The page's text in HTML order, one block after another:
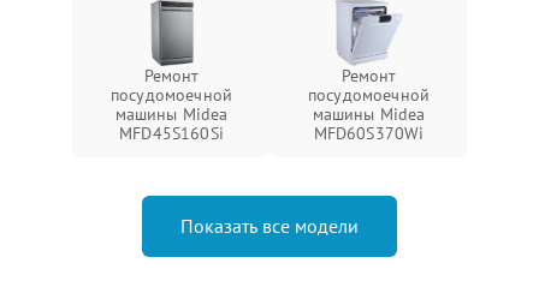
Ремонт
посудомоечной
машины Midea
MFD45S160Si
Ремонт
посудомоечной
машины Midea
MFD60S370Wi
Показать все модели